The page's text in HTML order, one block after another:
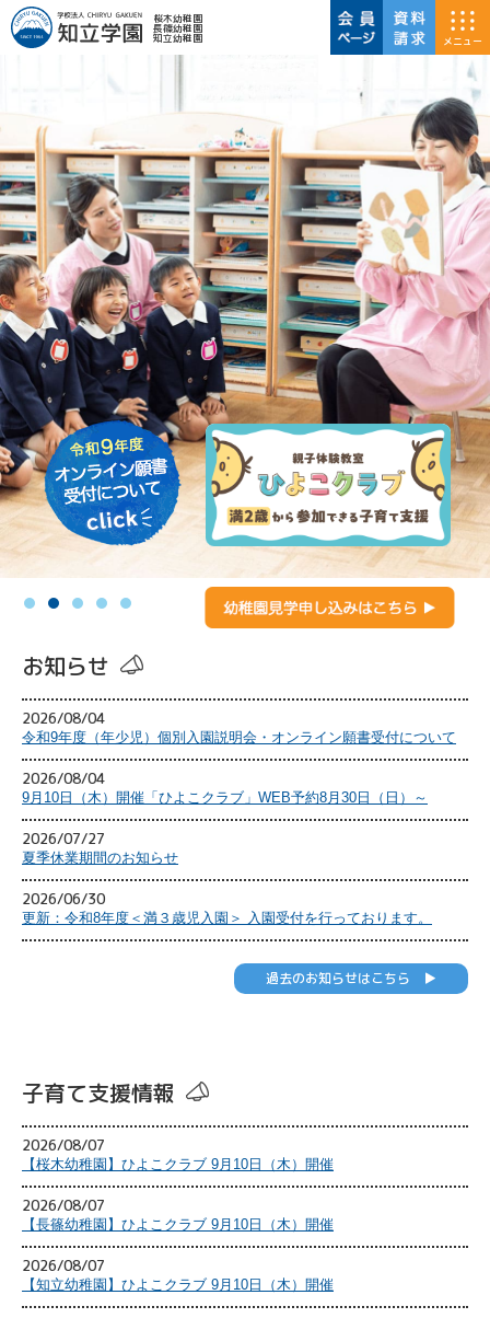
桜木幼稚園
長篠幼稚園
知立幼稚園 メニュー
お知らせ
2026/08/04
令和9年度（年少児）個別入園説明会・オンライン願書受付について
2026/08/04
9月10日（木）開催「ひよこクラブ」WEB予約8月30日（日）～
2026/07/27
夏季休業期間のお知らせ
2026/06/30
更新：令和8年度＜満３歳児入園＞ 入園受付を行っております。
過去のお知らせはこちら ▶
子育て支援情報
2026/08/07
【桜木幼稚園】ひよこクラブ 9月10日（木）開催
2026/08/07
【長篠幼稚園】ひよこクラブ 9月10日（木）開催
2026/08/07
【知立幼稚園】ひよこクラブ 9月10日（木）開催